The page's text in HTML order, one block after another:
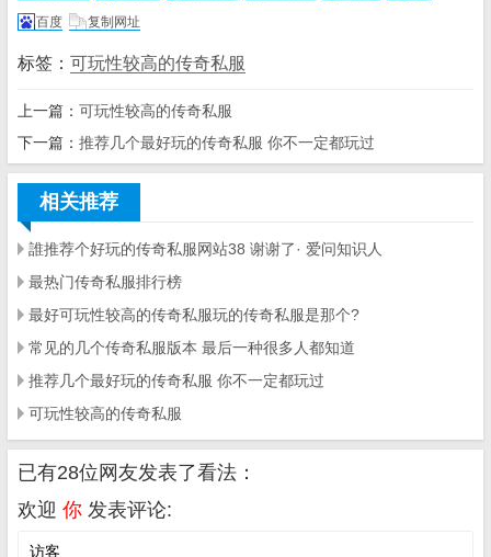
百度
复制网址
标签： 可玩性较高的传奇私服
上一篇： 可玩性较高的传奇私服
下一篇： 推荐几个最好玩的传奇私服 你不一定都玩过
相关推荐
誰推荐个好玩的传奇私服网站38 谢谢了· 爱问知识人
最热门传奇私服排行榜
最好可玩性较高的传奇私服玩的传奇私服是那个?
常见的几个传奇私服版本 最后一种很多人都知道
推荐几个最好玩的传奇私服 你不一定都玩过
可玩性较高的传奇私服
已有28位网友发表了看法：
欢迎 你 发表评论: